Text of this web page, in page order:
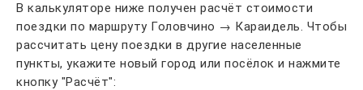
В калькуляторе ниже получен расчёт стоимости
поездки по маршруту Головчино → Караидель. Чтобы
рассчитать цену поездки в другие населенные
пункты, укажите новый город или посёлок и нажмите
кнопку "Расчёт":